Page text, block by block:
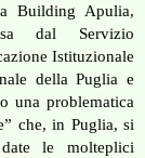
Building Apulia,
dal Servizio
Istituzionale
della Puglia e
una problematica
che, in Puglia, si
le molteplici